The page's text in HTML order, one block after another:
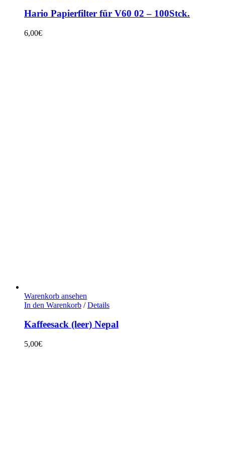
Hario Papierfilter für V60 02 – 100Stck.
6,00€
Warenkorb ansehen
In den Warenkorb / Details
Kaffeesack (leer) Nepal
5,00€